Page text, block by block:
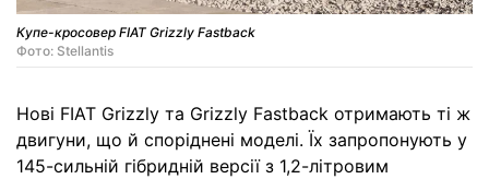
Купе-кросовер FIAT Grizzly Fastback
Фото: Stellantis
Нові FIAT Grizzly та Grizzly Fastback отримають ті ж
двигуни, що й споріднені моделі. Їх запропонують у
145-сильній гібридній версії з 1,2-літровим